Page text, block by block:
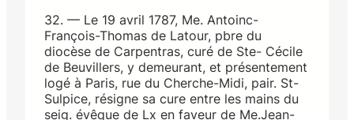
32. — Le 19 avril 1787, Me. Antoinc-
François-Thomas de Latour, pbre du
diocèse de Carpentras, curé de Ste- Cécile
de Beuvillers, y demeurant, et présentement
logé à Paris, rue du Cherche-Midi, pair. St-
Sulpice, résigne sa cure entre les mains du
seig. évêque de Lx en faveur de Me.Jean-